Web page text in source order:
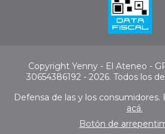
Copyright Yenny - El Ateneo -
30654386192 - 2026. Todos los
Defensa de las y los consumidores.
acá.
Botón de